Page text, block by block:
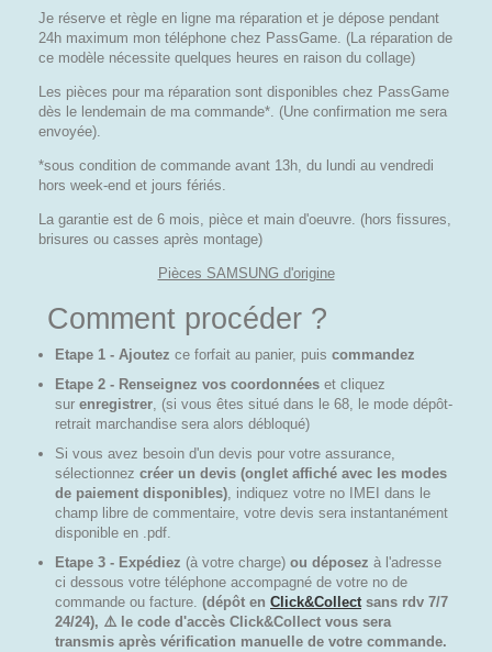
Je réserve et règle en ligne ma réparation et je dépose pendant
24h maximum mon téléphone chez PassGame. (La réparation de
ce modèle nécessite quelques heures en raison du collage)
Les pièces pour ma réparation sont disponibles chez PassGame
dès le lendemain de ma commande*. (Une confirmation me sera
envoyée).
*sous condition de commande avant 13h, du lundi au vendredi
hors week-end et jours fériés.
La garantie est de 6 mois, pièce et main d'oeuvre. (hors fissures,
brisures ou casses après montage)
Pièces SAMSUNG d'origine
Comment procéder ?
Etape 1 - Ajoutez ce forfait au panier, puis commandez
Etape 2 - Renseignez vos coordonnées et cliquez
sur enregistrer , (si vous êtes situé dans le 68, le mode dépôt-
retrait marchandise sera alors débloqué)
Si vous avez besoin d'un devis pour votre assurance,
sélectionnez créer un devis (onglet affiché avec les modes
de paiement disponibles) , indiquez votre no IMEI dans le
champ libre de commentaire, votre devis sera instantanément
disponible en .pdf.
Etape 3 - Expédiez (à votre charge) ou déposez à l'adresse
ci dessous votre téléphone accompagné de votre no de
commande ou facture. (dépôt en Click&Collect sans rdv 7/7
24/24), ⚠️ le code d'accès Click&Collect vous sera
transmis après vérification manuelle de votre commande.